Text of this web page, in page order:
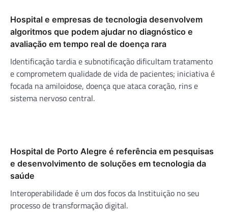
Hospital e empresas de tecnologia desenvolvem
algoritmos que podem ajudar no diagnóstico e
avaliação em tempo real de doença rara
Identificação tardia e subnotificação dificultam tratamento
e comprometem qualidade de vida de pacientes; iniciativa é
focada na amiloidose, doença que ataca coração, rins e
sistema nervoso central.
Hospital de Porto Alegre é referência em pesquisas
e desenvolvimento de soluções em tecnologia da
saúde
Interoperabilidade é um dos focos da Instituição no seu
processo de transformação digital.